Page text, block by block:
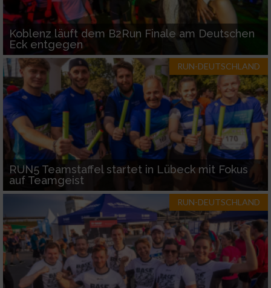
Koblenz läuft dem B2Run Finale am Deutschen
Eck entgegen
RUN-DEUTSCHLAND
RUN5 Teamstaffel startet in Lübeck mit Fokus
auf Teamgeist
RUN-DEUTSCHLAND